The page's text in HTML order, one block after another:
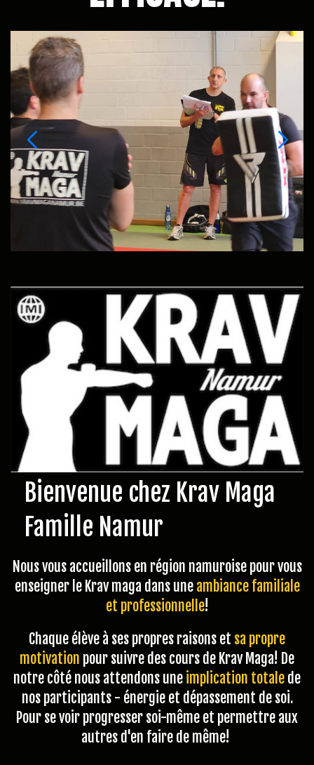
Bienvenue chez Krav Maga
Famille Namur
Nous vous accueillons en région namuroise pour vous
enseigner le Krav maga dans une ambiance familiale
et professionnelle!
Chaque élève à ses propres raisons et sa propre
motivation pour suivre des cours de Krav Maga! De
notre côté nous attendons une implication totale de
nos participants - énergie et dépassement de soi.
Pour se voir progresser soi-même et permettre aux
autres d'en faire de même!